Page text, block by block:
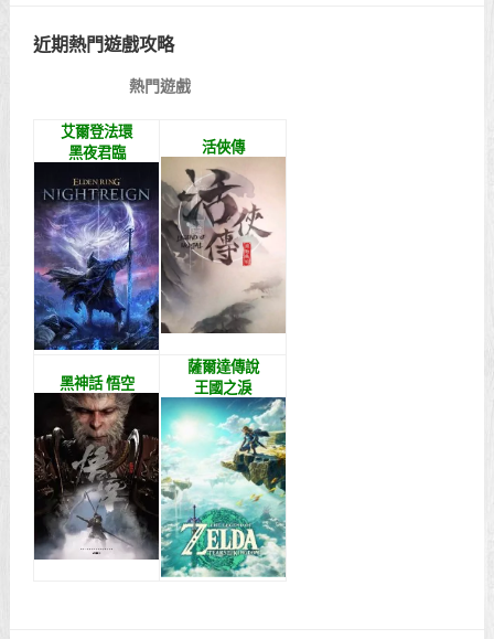
近期熱門遊戲攻略
熱門遊戲
艾爾登法環
黑夜君臨
活俠傳
黑神話 悟空
薩爾達傳說
王國之淚